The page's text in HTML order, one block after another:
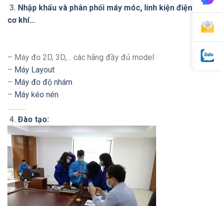
3. Nhập khẩu và phân phối máy móc, linh kiện điện tử,
cơ khí…
– Máy đo 2D, 3D,… các hãng đầy đủ model
– Máy Layout
– Máy đo độ nhám
– Máy kéo nén
………..
4. Đào tạo: